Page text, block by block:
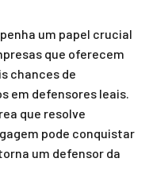
um papel crucial
que oferecem
chances de
em defensores leais.
que resolve
pode conquistar
um defensor da